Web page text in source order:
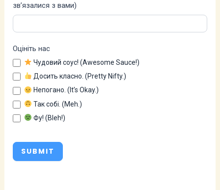
зв’язалися з вами)
Оцініть нас
Чудовий соус! (Awesome Sauce!)
Досить класно. (Pretty Nifty.)
Непогано. (It’s Okay.)
Так собі. (Meh.)
Фу! (Bleh!)
SUBMIT